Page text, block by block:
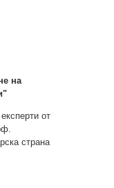
на
от
страна